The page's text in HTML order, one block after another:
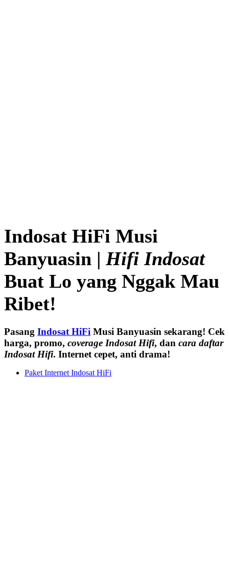
Indosat HiFi Musi
Banyuasin |Hifi Indosat
Buat Lo yang Nggak Mau
Ribet!
Pasang Indosat HiFi Musi Banyuasin sekarang! Cek
harga, promo, coverage Indosat Hifi, dan cara daftar
Indosat Hifi. Internet cepet, anti drama!
Paket Internet Indosat HiFi